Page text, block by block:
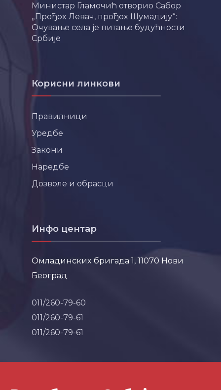
Министар Гламочић отворио Сабор
„Прођох Левач, прођох Шумадију“:
Очување села је питање будућности
Србије
Корисни линкови
Правилници
Уредбе
Закони
Наредбе
Дозволе и обрасци
Инфо центар
Омладинских бригада 1, 11070 Нови
Београд
011/260-79-60
011/260-79-61
011/260-79-61